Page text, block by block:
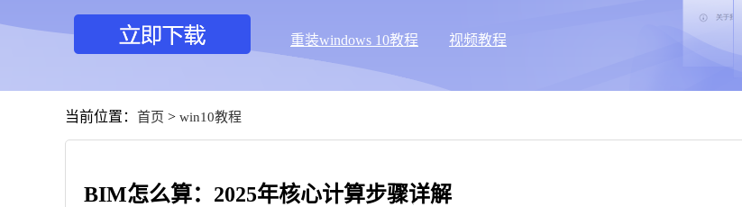
重装windows 10教程 视频教程
当前位置： 首页 > win10教程
BIM怎么算：2025年核心计算步骤详解